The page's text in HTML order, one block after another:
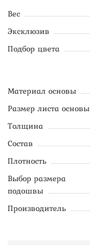
Вес
Эксклюзив
Подбор цвета
Материал основы
Размер листа основы
Толщина
Состав
Плотность
Выбор размера
подошвы
Производитель